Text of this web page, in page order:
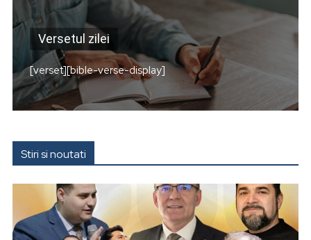
Versetul zilei
[verset][bible-verse-display]
Stiri si noutati